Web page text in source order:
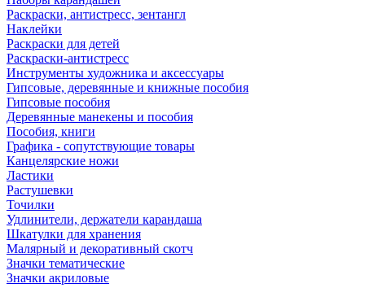
Раскраски, антистресс, зентангл
Наклейки
Раскраски для детей
Раскраски-антистресс
Инструменты художника и аксессуары
Гипсовые, деревянные и книжные пособия
Гипсовые пособия
Деревянные манекены и пособия
Пособия, книги
Графика - сопутствующие товары
Канцелярские ножи
Ластики
Растушевки
Точилки
Удлинители, держатели карандаша
Шкатулки для хранения
Малярный и декоративный скотч
Значки тематические
Значки акриловые